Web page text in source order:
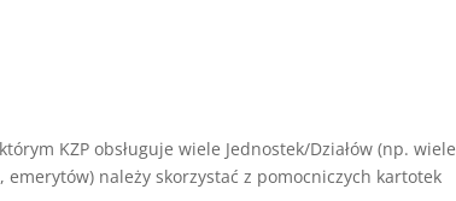
KZP obsługuje wiele Jednostek/Działów (np. wiele
emerytów) należy skorzystać z pomocniczych kartotek